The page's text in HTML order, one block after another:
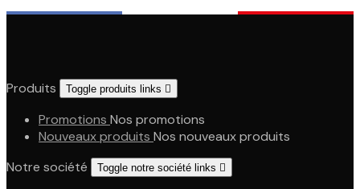
Produits Toggle produits links 
Promotions Nos promotions
Nouveaux produits Nos nouveaux produits
Notre société
Toggle notre société links 